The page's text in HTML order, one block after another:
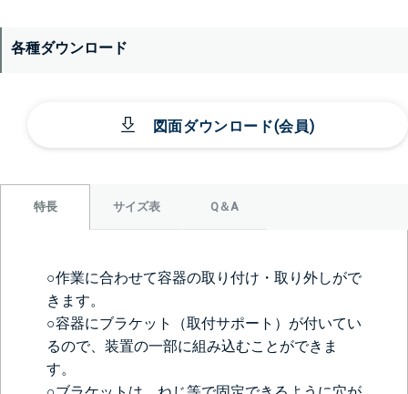
各種ダウンロード
図面ダウンロード(会員)
特長 サイズ表 Q＆A
○作業に合わせて容器の取り付け・取り外しがで
きます。
○容器にブラケット（取付サポート）が付いてい
るので、装置の一部に組み込むことができま
す。